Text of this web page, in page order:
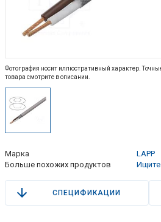
Фотография носит иллюстративный характер.
товара смотрите в описании.
Марка
LAPP
Больше похожих продуктов
Ищите
СПЕЦИФИКАЦИИ